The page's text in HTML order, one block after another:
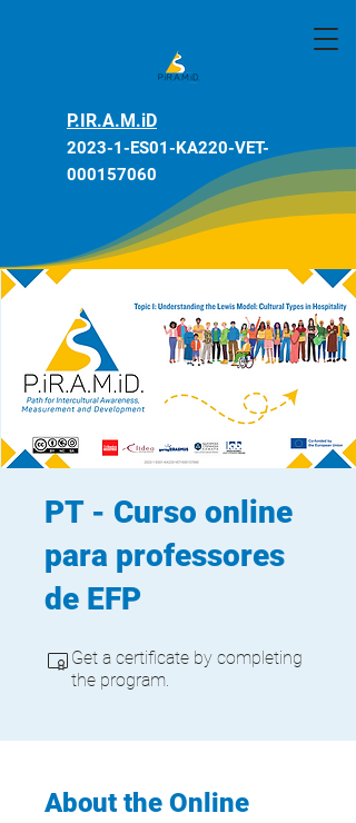
P.IR.A.M.iD
2023-1-ES01-KA220-VET-
000157060
PT - Curso online
para professores
de EFP
Get a certificate by completing
the program.
About the Online